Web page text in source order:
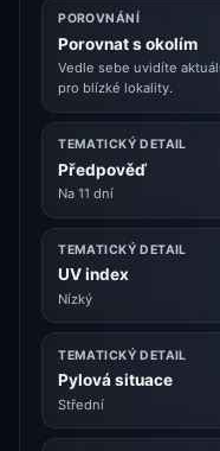
POROVNÁNÍ
Porovnat s okolím
Vedle sebe uvidíte
pro blízké lokality.
TEMATICKÝ DETAIL
Předpověď
Na 11 dní
TEMATICKÝ DETAIL
UV index
Nízký
TEMATICKÝ DETAIL
Pylová situace
Střední